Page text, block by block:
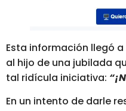
Esta información llegó a
al hijo de una jubilada
tal ridícula iniciativa:
En un intento de darle